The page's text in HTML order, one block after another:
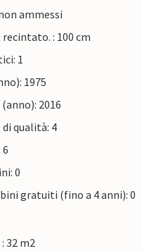
ammessi
: 100 cm
1
1975
2016
qualità: 4
0
gratuiti (fino a 4 anni): 0
32 m2